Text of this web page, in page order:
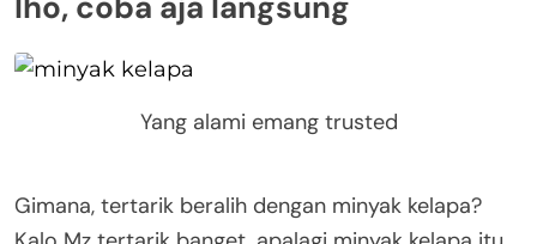
Yang alami emang trusted
Gimana, tertarik beralih dengan minyak kelapa?